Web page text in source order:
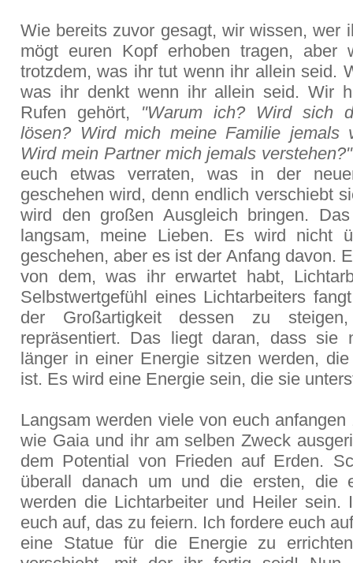
Wie bereits zuvor gesagt, wir wissen, wer
mögt euren Kopf erhoben tragen, aber
trotzdem, was ihr tut wenn ihr allein seid.
was ihr denkt wenn ihr allein seid. Wir
Rufen gehört, "Warum ich? Wird sich
lösen? Wird mich meine Familie jemals
Wird mein Partner mich jemals verstehen?"
euch etwas verraten, was in der
geschehen wird, denn endlich verschiebt
wird den großen Ausgleich bringen.
langsam, meine Lieben. Es wird nicht
geschehen, aber es ist der Anfang davon.
von dem, was ihr erwartet habt,
Selbstwertgefühl eines Lichtarbeiters
der Großartigkeit dessen zu
repräsentiert. Das liegt daran, dass sie
länger in einer Energie sitzen werden,
ist. Es wird eine Energie sein, die sie
Langsam werden viele von euch anfangen
wie Gaia und ihr am selben Zweck
dem Potential von Frieden auf Erden.
überall danach um und die ersten, die
werden die Lichtarbeiter und Heiler sein.
euch auf, das zu feiern. Ich fordere euch
eine Statue für die Energie zu